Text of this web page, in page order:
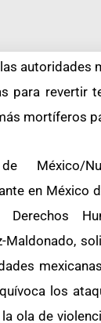
autoridades
para revertir
mortíferos
México/
en México
Maldonado,
los
ola de